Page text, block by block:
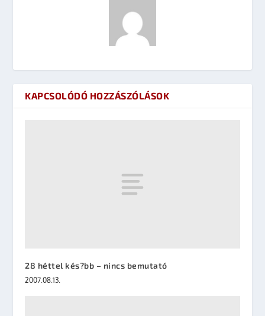
KAPCSOLÓDÓ HOZZÁSZÓLÁSOK
28 héttel kés?bb – nincs bemutató
2007.08.13.